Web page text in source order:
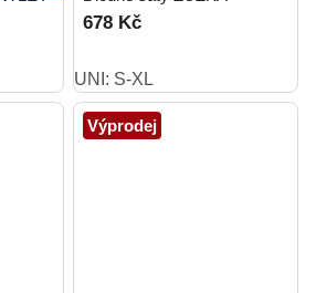
678 Kč
UNI: S-XL
Výprodej